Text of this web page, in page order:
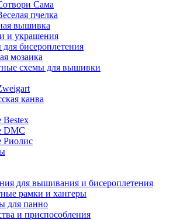
Сама
пчелка
вышивка
и украшения
бисероплетения
мозаика
схемы для вышивки
канва
DMC
Риолис
для вышивания и бисероплетения
рамки и хангеры
для панно
и приспособления